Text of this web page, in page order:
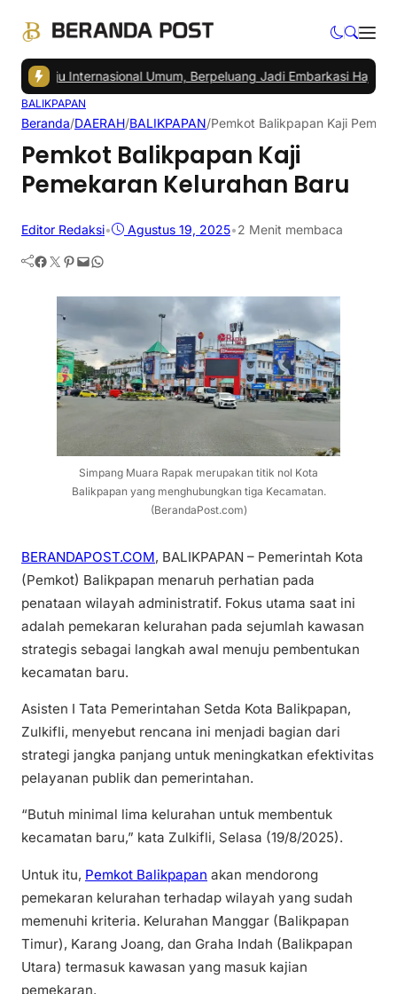
Internasional Umum, Berpeluang Jadi Embarkasi Haji|
BALIKPAPAN
Beranda/DAERAH/BALIKPAPAN/Pemkot Balikpapan Kaji
Pemkot Balikpapan Kaji
Pemekaran Kelurahan Baru
Editor Redaksi• Agustus 19, 2025•2 Menit membaca
Facebook Twitter Pinterest Mail WhatsApp
Simpang Muara Rapak merupakan titik nol Kota
Balikpapan yang menghubungkan tiga Kecamatan.
(BerandaPost.com)
BERANDAPOST.COM, BALIKPAPAN – Pemerintah Kota
(Pemkot) Balikpapan menaruh perhatian pada
penataan wilayah administratif. Fokus utama saat ini
adalah pemekaran kelurahan pada sejumlah kawasan
strategis sebagai langkah awal menuju pembentukan
kecamatan baru.
Asisten I Tata Pemerintahan Setda Kota Balikpapan,
Zulkifli, menyebut rencana ini menjadi bagian dari
strategi jangka panjang untuk meningkatkan efektivitas
pelayanan publik dan pemerintahan.
“Butuh minimal lima kelurahan untuk membentuk
kecamatan baru,” kata Zulkifli, Selasa (19/8/2025).
Untuk itu, Pemkot Balikpapan akan mendorong
pemekaran kelurahan terhadap wilayah yang sudah
memenuhi kriteria. Kelurahan Manggar (Balikpapan
Timur), Karang Joang, dan Graha Indah (Balikpapan
Utara) termasuk kawasan yang masuk kajian
pemekaran.